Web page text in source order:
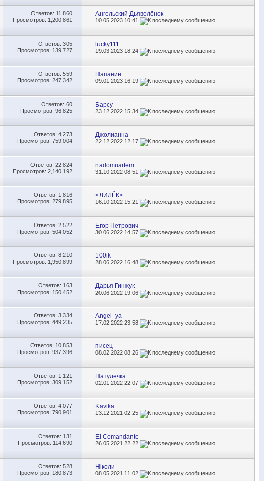
Ответов: 11,860
Просмотров: 1,200,861
Ангельский Дьяволёнок
10.05.2023 10:41
Ответов: 305
Просмотров: 139,727
lucky111
19.03.2023 18:24
Ответов: 559
Просмотров: 247,342
Папанин
09.01.2023 16:19
Ответов: 60
Просмотров: 96,825
Барсу
23.12.2022 15:34
Ответов: 4,273
Просмотров: 759,004
Джолианна
22.12.2022 12:17
Ответов: 22,824
Просмотров: 2,140,192
nadomuartem
31.10.202208:51
Ответов: 1,816
Просмотров: 279,895
<ЛИЛЁК>
16.10.2022 15:21
Ответов: 2,522
Просмотров: 504,052
Егор Петрович
30.06.2022 14:57
Ответов: 8,210
Просмотров: 1,950,899
100ik
28.06.2022 16:48
Ответов: 163
Просмотров: 150,452
Дарья Гинжук
20.06.2022 19:06
Ответов: 3,334
Просмотров: 449,235
Angel_ya
17.02.202223:58
Ответов: 10,853
Просмотров: 937,396
писец
08.02.202208:26
Ответов: 1,121
Просмотров: 309,152
Натулечка
02.01.202222:07
Ответов: 4,077
Просмотров: 790,901
Kavika
13.12.202102:25
Ответов: 131
Просмотров: 114,690
El Comandante
26.05.202122:22
Ответов: 528
Просмотров: 180,873
Ніколи
08.05.2021 11:02